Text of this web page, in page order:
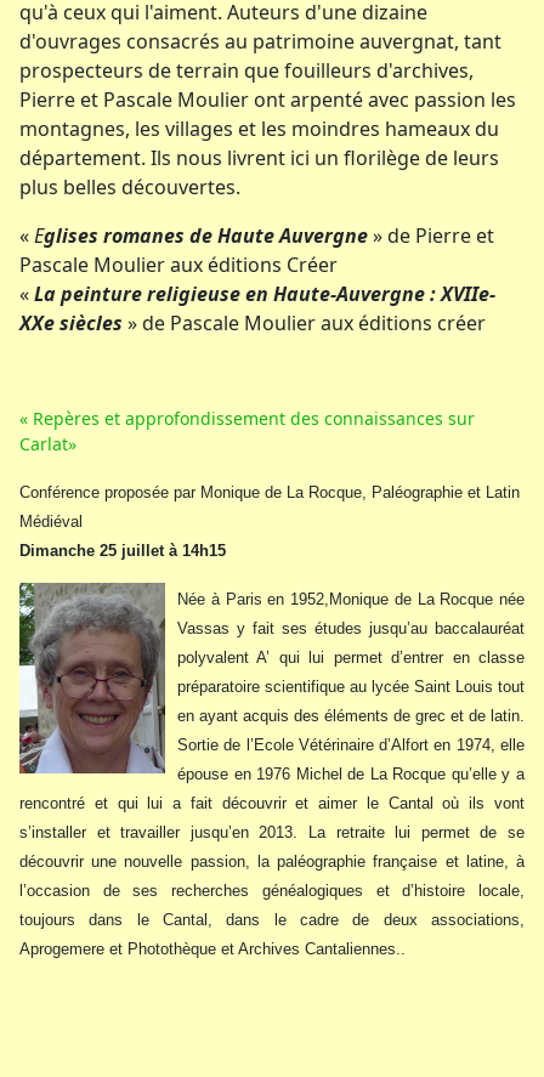
qu'à ceux qui l'aiment. Auteurs d'une dizaine
d'ouvrages consacrés au patrimoine auvergnat, tant
prospecteurs de terrain que fouilleurs d'archives,
Pierre et Pascale Moulier ont arpenté avec passion les
montagnes, les villages et les moindres hameaux du
département. Ils nous livrent ici un florilège de leurs
plus belles découvertes.
«Eglises romanes de Haute Auvergne» de Pierre et
Pascale Moulier aux éditions Créer
«La peinture religieuse en Haute-Auvergne : XVIIe-
XXe siècles » de Pascale Moulier aux éditions créer
« Repères et approfondissement des connaissances sur
Carlat»
Conférence proposée par Monique de La Rocque, Paléographie et Latin
Médiéval
Dimanche 25 juillet à 14h15
Née à Paris en 1952,Monique de La Rocque née
Vassas y fait ses études jusqu’au baccalauréat
polyvalent A’ qui lui permet d’entrer en classe
préparatoire scientifique au lycée Saint Louis tout
en ayant acquis des éléments de grec et de latin.
Sortie de l’Ecole Vétérinaire d’Alfort en 1974, elle
épouse en 1976 Michel de La Rocque qu’elle y a
rencontré et qui lui a fait découvrir et aimer le Cantal où ils vont
s’installer et travailler jusqu’en 2013. La retraite lui permet de se
découvrir une nouvelle passion, la paléographie française et latine, à
l’occasion de ses recherches généalogiques et d’histoire locale,
toujours dans le Cantal, dans le cadre de deux associations,
Aprogemere et Photothèque et Archives Cantaliennes..